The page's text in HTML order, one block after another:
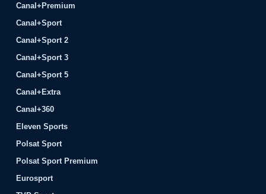
Canal+Premium
Canal+Sport
Canal+Sport 2
Canal+Sport 3
Canal+Sport 5
Canal+Extra
Canal+360
Eleven Sports
Polsat Sport
Polsat Sport Premium
Eurosport